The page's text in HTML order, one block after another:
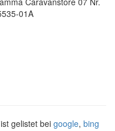
01A
gelistet bei google, bing